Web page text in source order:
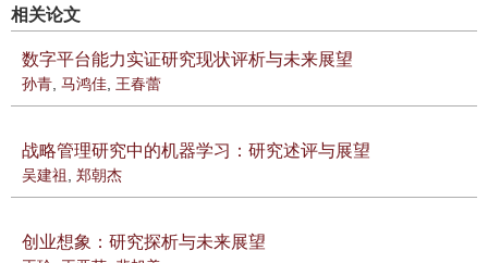
相关论文
数字平台能力实证研究现状评析与未来展望
孙青, 马鸿佳, 王春蕾
战略管理研究中的机器学习：研究述评与展望
吴建祖, 郑朝杰
创业想象：研究探析与未来展望